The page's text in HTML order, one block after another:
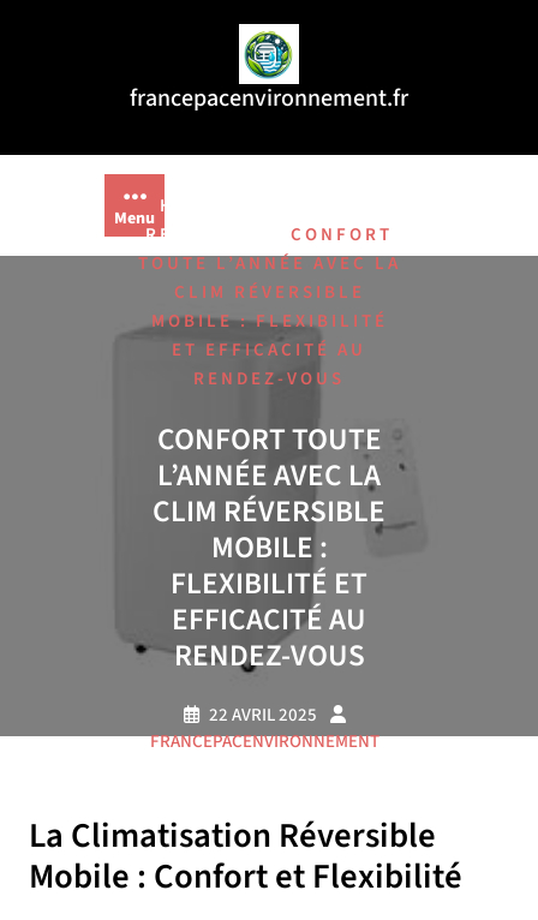
francepacenvironnement.fr
Menu HOME
REVERSIBLE
CONFORT
TOUTE L’ANNÉE AVEC LA
CLIM RÉVERSIBLE
MOBILE : FLEXIBILITÉ
ET EFFICACITÉ AU
RENDEZ-VOUS
CONFORT TOUTE
L’ANNÉE AVEC LA
CLIM RÉVERSIBLE
MOBILE :
FLEXIBILITÉ ET
EFFICACITÉ AU
RENDEZ-VOUS
22 AVRIL 2025
FRANCEPACENVIRONNEMENT
La Climatisation Réversible
Mobile : Confort et Flexibilité